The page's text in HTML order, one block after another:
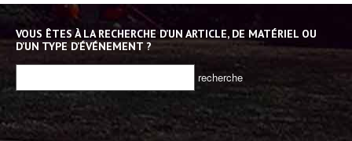
VOUS ÊTES À LA RECHERCHE D’UN ARTICLE, DE MATÉRIEL OU
D’UN TYPE D’ÉVÉNEMENT ?